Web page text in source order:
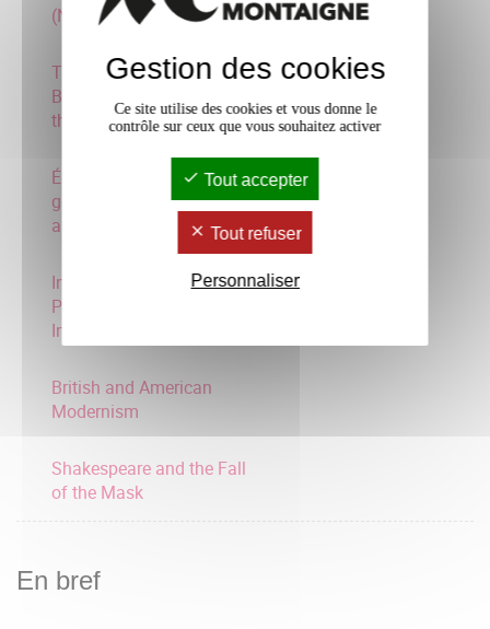
(Neo)-Victorian Studies
The Mutation of the
British Adventure Novel at
the End
Écrire, lire et traduire le
genre/ Writing, reading
and tran
Indians in Unexpected
Places : native American
Intellectuals
British and American
Modernism
Shakespeare and the Fall
of the Mask
En bref
Gestion des cookies
Ce site utilise des cookies et vous donne le
contrôle sur ceux que vous souhaitez activer
Tout accepter
Tout refuser
Personnaliser